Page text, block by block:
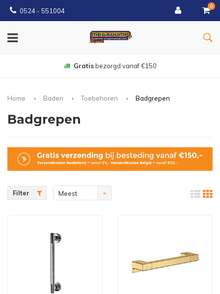
0524 - 551004
0
Gratisbezorgd vanaf €150
Home Baden Toebehoren Badgrepen
Badgrepen
Filter
Meest